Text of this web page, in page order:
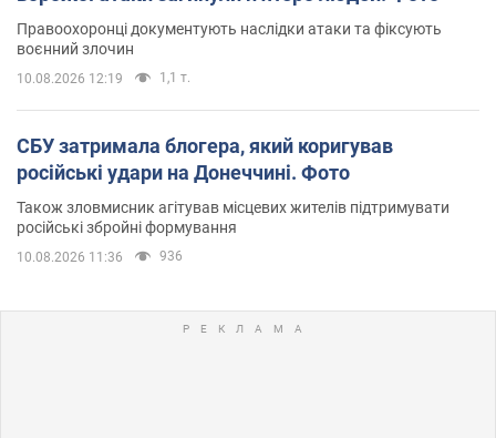
Правоохоронці документують наслідки атаки та фіксують
воєнний злочин
10.08.2026 12:19 1,1 т.
СБУ затримала блогера, який коригував
російські удари на Донеччині. Фото
Також зловмисник агітував місцевих жителів підтримувати
російські збройні формування
10.08.2026 11:36 936